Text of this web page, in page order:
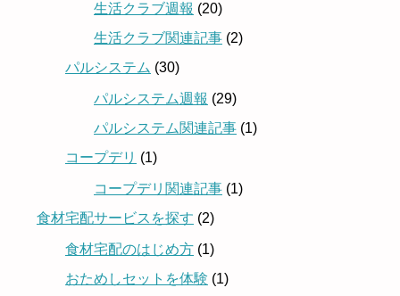
生活クラブ週報 (20)
生活クラブ関連記事 (2)
パルシステム (30)
パルシステム週報 (29)
パルシステム関連記事 (1)
コープデリ (1)
コープデリ関連記事 (1)
食材宅配サービスを探す (2)
食材宅配のはじめ方 (1)
おためしセットを体験 (1)